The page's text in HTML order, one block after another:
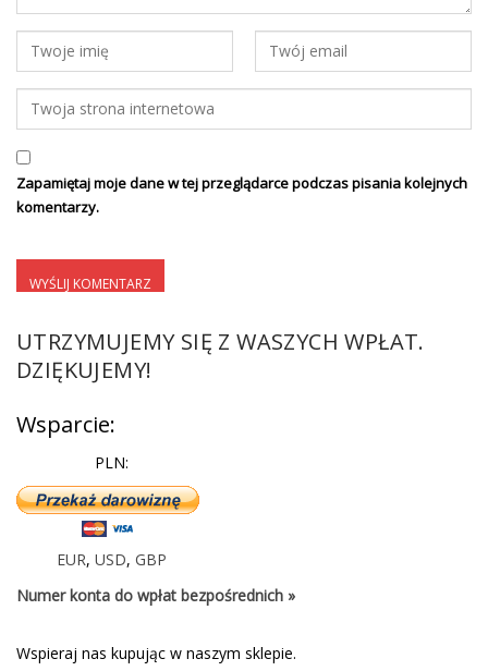
Zapamiętaj moje dane w tej przeglądarce podczas pisania kolejnych
komentarzy.
UTRZYMUJEMY SIĘ Z WASZYCH WPŁAT.
DZIĘKUJEMY!
Wsparcie:
PLN:
EUR, USD, GBP
Numer konta do wpłat bezpośrednich »
Wspieraj nas kupując w naszym sklepie.